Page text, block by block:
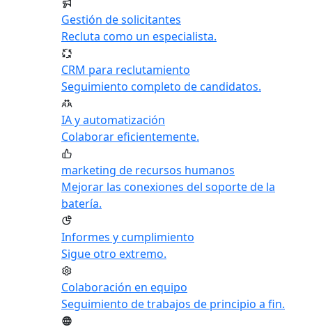
Gestión de solicitantes
Recluta como un especialista.
CRM para reclutamiento
Seguimiento completo de candidatos.
IA y automatización
Colaborar eficientemente.
marketing de recursos humanos
Mejorar las conexiones del soporte de la
batería.
Informes y cumplimiento
Sigue otro extremo.
Colaboración en equipo
Seguimiento de trabajos de principio a fin.